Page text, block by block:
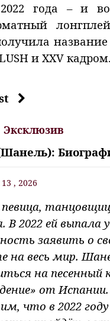
года – и
и XXV кадром.
Эксклюзив
, 2026
певица,
В 2022 ей выпала
заявить о
на весь мир.
на песенный
от Испании.
что в 2022 году